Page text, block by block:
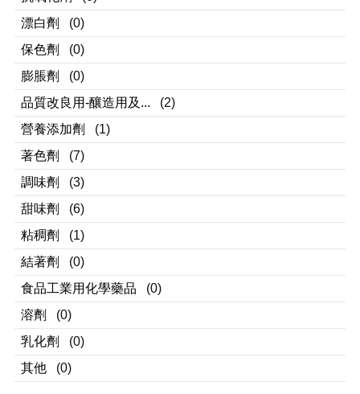
漂白劑
(0)
保色劑
(0)
膨脹劑
(0)
品質改良用-釀造用及...
(2)
營養添加劑
(1)
著色劑
(7)
調味劑
(3)
甜味劑
(6)
粘稠劑
(1)
結著劑
(0)
食品工業用化學藥品
(0)
溶劑
(0)
乳化劑
(0)
其他
(0)